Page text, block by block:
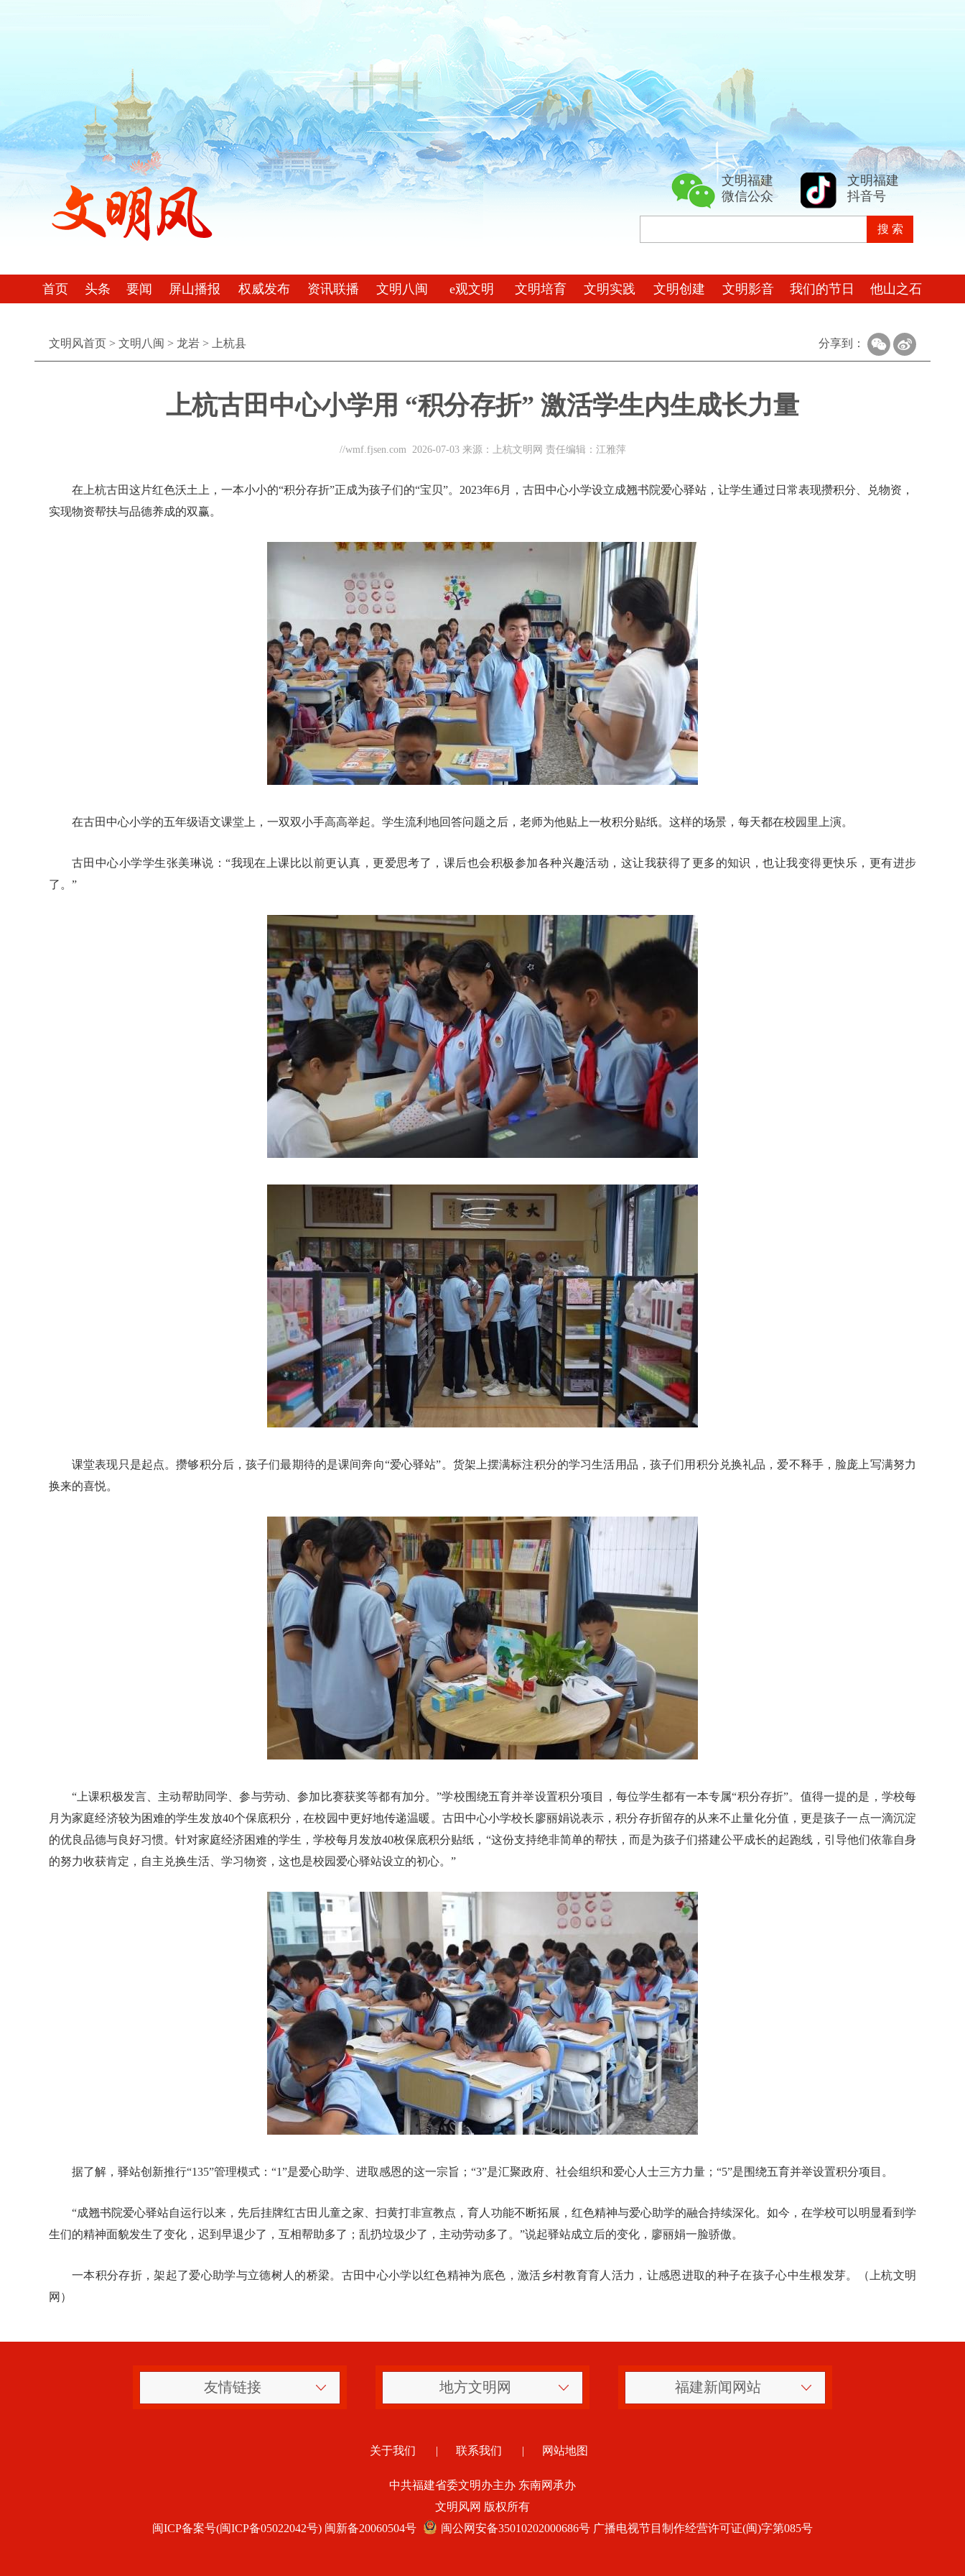
文明福建
微信公众
文明福建
抖音号
首页 头条 要闻 屏山播报 权威发布 资讯联播 文明八闽 e观文明 文明培育 文明实践 文明创建 文明影音 我们的节日 他山之石
文明风首页 > 文明八闽 > 龙岩 > 上杭县 分享到：
上杭古田中心小学用 “积分存折” 激活学生内生成长力量
//wmf.fjsen.com 2026-07-03 来源：上杭文明网 责任编辑：江雅萍
在上杭古田这片红色沃土上，一本小小的“积分存折”正成为孩子们的“宝贝”。2023年6月，古田中心小学设立成翘书院爱心驿站，让学生通过日常表现攒积分、兑物资，
实现物资帮扶与品德养成的双赢。
在古田中心小学的五年级语文课堂上，一双双小手高高举起。学生流利地回答问题之后，老师为他贴上一枚积分贴纸。这样的场景，每天都在校园里上演。
古田中心小学学生张美琳说：“我现在上课比以前更认真，更爱思考了，课后也会积极参加各种兴趣活动，这让我获得了更多的知识，也让我变得更快乐，更有进步
了。”
课堂表现只是起点。攒够积分后，孩子们最期待的是课间奔向“爱心驿站”。货架上摆满标注积分的学习生活用品，孩子们用积分兑换礼品，爱不释手，脸庞上写满努力
换来的喜悦。
“上课积极发言、主动帮助同学、参与劳动、参加比赛获奖等都有加分。”学校围绕五育并举设置积分项目，每位学生都有一本专属“积分存折”。值得一提的是，学校每
月为家庭经济较为困难的学生发放40个保底积分，在校园中更好地传递温暖。古田中心小学校长廖丽娟说表示，积分存折留存的从来不止量化分值，更是孩子一点一滴沉淀
的优良品德与良好习惯。针对家庭经济困难的学生，学校每月发放40枚保底积分贴纸，“这份支持绝非简单的帮扶，而是为孩子们搭建公平成长的起跑线，引导他们依靠自身
的努力收获肯定，自主兑换生活、学习物资，这也是校园爱心驿站设立的初心。”
据了解，驿站创新推行“135”管理模式：“1”是爱心助学、进取感恩的这一宗旨；“3”是汇聚政府、社会组织和爱心人士三方力量；“5”是围绕五育并举设置积分项目。
“成翘书院爱心驿站自运行以来，先后挂牌红古田儿童之家、扫黄打非宣教点，育人功能不断拓展，红色精神与爱心助学的融合持续深化。如今，在学校可以明显看到学
生们的精神面貌发生了变化，迟到早退少了，互相帮助多了；乱扔垃圾少了，主动劳动多了。”说起驿站成立后的变化，廖丽娟一脸骄傲。
一本积分存折，架起了爱心助学与立德树人的桥梁。古田中心小学以红色精神为底色，激活乡村教育育人活力，让感恩进取的种子在孩子心中生根发芽。
（上杭文明
网）
友情链接 地方文明网 福建新闻网站
关于我们 | 联系我们 | 网站地图
中共福建省委文明办主办 东南网承办
文明风网 版权所有
闽ICP备案号(闽ICP备05022042号) 闽新备20060504号
闽公网安备35010202000686号广播电视节目制作经营许可证(闽)字第085号